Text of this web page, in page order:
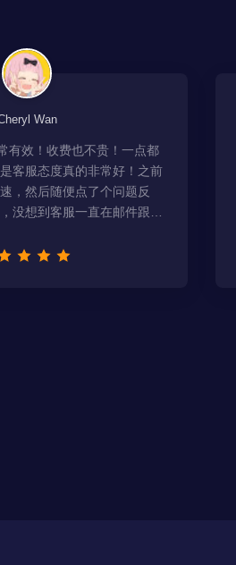
Wan
有效！收费也不贵！一点都
客服态度真的非常好！之前
，然后随便点了个问题反
没想到客服一直在邮件跟